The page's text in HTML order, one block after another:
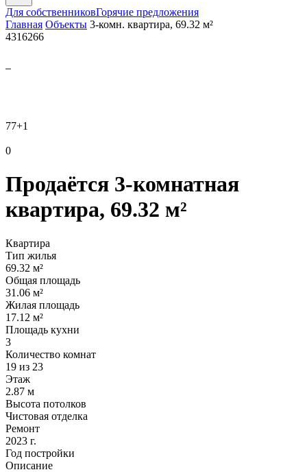
Для собственниковГорячие предложения
Главная Объекты 3-комн. квартира, 69.32 м²
4316266
77+1
0
Продаётся 3-комнатная
квартира, 69.32 м²
Квартира
Тип жилья
69.32 м²
Общая площадь
31.06 м²
Жилая площадь
17.12 м²
Площадь кухни
3
Количество комнат
19 из 23
Этаж
2.87 м
Высота потолков
Чистовая отделка
Ремонт
2023 г.
Год постройки
Описание